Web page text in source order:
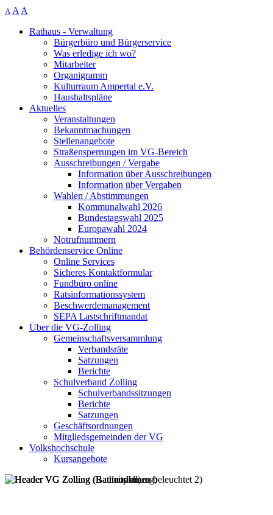
A A A
Rathaus - Verwaltung
Bürgerbüro und Bürgerservice
Was erledige ich wo?
Mitarbeiter
Organigramm
Kulturraum Ampertal e.V.
Haushaltspläne
Aktuelles
Veranstaltungen
Bekanntmachungen
Stellenangebote
Straßensperrungen im VG-Bereich
Ausschreibungen / Vergabe
Information über Ausschreibungen
Information über Vergaben
Wahlen / Abstimmungen
Kommunalwahl 2026
Bundestagswahl 2025
Europawahl 2024
Notrufnummern
Behördenservice Online
Online Services
Sicheres Kontaktformular
Fundbüro online
Ratsinformationssystem
Beschwerdemanagement
SEPA Lastschriftmandat
Über die VG-Zolling
Gemeinschaftsversammlung
Verbandsräte
Satzungen
Berichte
Schulverband Zolling
Schulverbandssitzungen
Berichte
Satzungen
Geschäftsordnungen
Mitgliedsgemeinden der VG
Volkshochschule
Kursangebote